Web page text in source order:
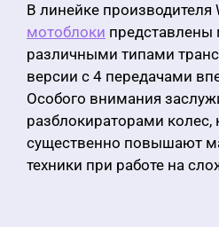
В линейке производителя
мотоблоки
различными типами
версии с 4 передачами
Особого внимания
разблокираторами колес,
существенно повышают
техники при работе на